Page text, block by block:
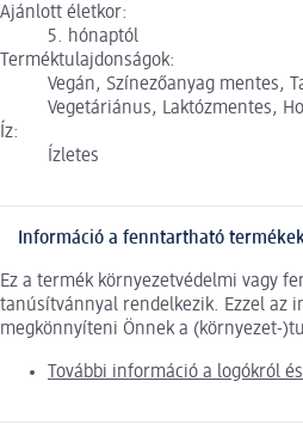
Ajánlott életkor:
5. hónaptól
Terméktulajdonságok:
Vegán, Színezőanyag mentes,
Vegetáriánus, Laktózmentes,
Íz:
Ízletes
Információ a fenntartható
Ez a termék környezetvédelmi vagy
tanúsítvánnyal rendelkezik. Ezzel az
megkönnyíteni Önnek a (környezet-
További információ a logókról